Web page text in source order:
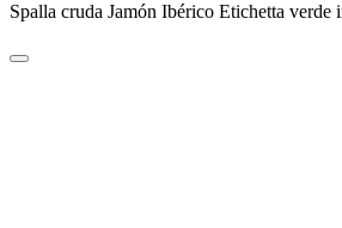
Spalla cruda Jamón Ibérico Etichetta verde